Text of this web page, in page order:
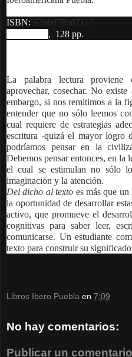
ISBN: 9786078587117
, 128 pp.
La palabra lectura
aprovechar, cosechar. No
embargo, si nos remitimos a la
entender que no sólo leemos
cual requiere de estrategias
escritura -quizá el mayor logro
podríamos pensar en la
Debemos pensar entonces, en la
el cual se estimulan no sólo
imaginación y la atención.
Del dicho al texto es más que
la oportunidad de desarrollar
activo, que promueve el
cognitivas para saber leer,
comunicarse. Un estudiante
texto para construir su
Libros Ibero Puebla en 7:09
No hay comentarios:
Publicar un comentario